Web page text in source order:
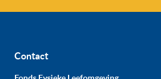
Contact